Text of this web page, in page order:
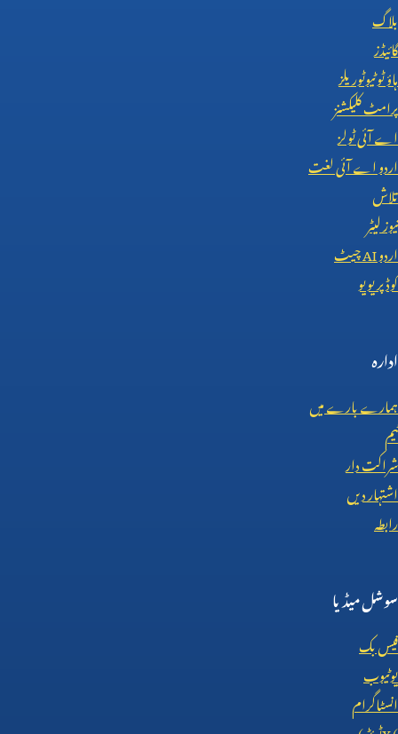
بلاگ
گائیڈز
ہاؤ ٹو ٹیوٹوریلز
پرامٹ کلیکشنز
اے آئی ٹولز
اردو اے آئی لغت
تلاش
نیوز لیٹر
اردوAIچیٹ
کوڈ پریویو
ادارہ
ہمارے بارے میں
ٹیم
شراکت دار
اشتہار دیں
رابطہ
سوشل میڈیا
فیس بک
یوٹیوب
انسٹاگرام